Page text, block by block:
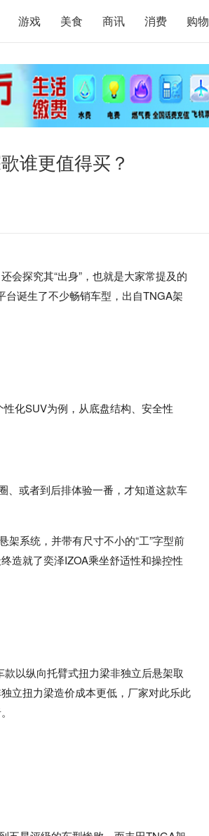
游戏 美食 商讯 消费 购物
谁更值得买？
会探究其“出身”，也就是大家常提及的
诞生了不少畅销车型，出自TNGA架
化SUV为例，从底盘结构、安全性
、或者到后排体验一番，才知道这款车
系统，并带有尺寸不小的“工”字型前
造就了奕泽IZOA乘坐舒适性和操控性
以纵向托臂式扭力梁非独立后悬架取
立扭力梁造价成本更低，厂家对此乐此